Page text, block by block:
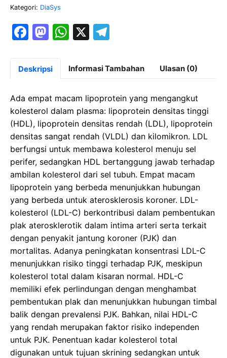
Kategori: DiaSys
F
c
b
o
o
k
M
st
d
o
n
W
at
s
A
p
p
X
e
gr
a
m
Deskripsi Informasi Tambahan Ulasan (0)
Ada empat macam lipoprotein yang mengangkut
kolesterol dalam plasma: lipoprotein densitas tinggi
(HDL), lipoprotein densitas rendah (LDL), lipoprotein
densitas sangat rendah (VLDL) dan kilomikron. LDL
berfungsi untuk membawa kolesterol menuju sel
perifer, sedangkan HDL bertanggung jawab terhadap
ambilan kolesterol dari sel tubuh. Empat macam
lipoprotein yang berbeda menunjukkan hubungan
yang berbeda untuk aterosklerosis koroner. LDL-
kolesterol (LDL-C) berkontribusi dalam pembentukan
plak aterosklerotik dalam intima arteri serta terkait
dengan penyakit jantung koroner (PJK) dan
mortalitas. Adanya peningkatan konsentrasi LDL-C
menunjukkan risiko tinggi terhadap PJK, meskipun
kolesterol total dalam kisaran normal. HDL-C
memiliki efek perlindungan dengan menghambat
pembentukan plak dan menunjukkan hubungan timbal
balik dengan prevalensi PJK. Bahkan, nilai HDL-C
yang rendah merupakan faktor risiko independen
untuk PJK. Penentuan kadar kolesterol total
digunakan untuk tujuan skrining sedangkan untuk